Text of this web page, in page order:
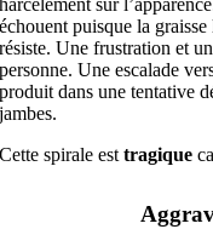
harcèlement sur
échouent puisque la graisse
résiste. Une frustration et
personne. Une escalade
produit dans une tentative
jambes.
Cette spirale esttragique